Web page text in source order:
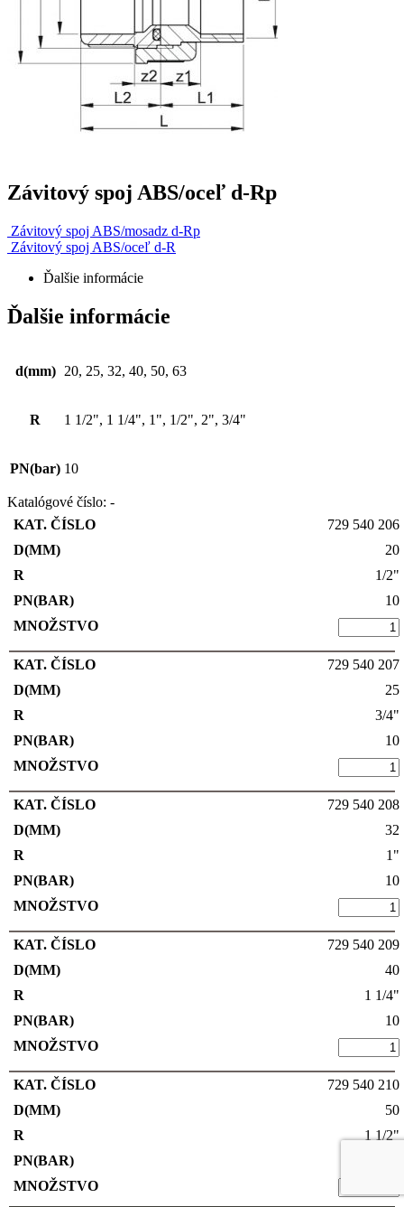
Závitový spoj ABS/oceľ d-Rp
Závitový spoj ABS/mosadz d-Rp
Závitový spoj ABS/oceľ d-R
Ďalšie informácie
Ďalšie informácie
d(mm) 20, 25, 32, 40, 50, 63
R 1 1/2", 1 1/4", 1", 1/2", 2", 3/4"
PN(bar) 10
Katalógové číslo: -
729 540 206
20
1/2"
10
729 540 207
25
3/4"
10
729 540 208
32
1"
10
729 540 209
40
1 1/4"
10
729 540 210
50
1 1/2"